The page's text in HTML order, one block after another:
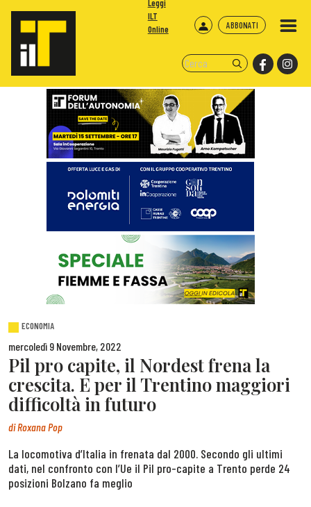
ABBONATI
Leggi
ILT
Online
ECONOMIA
mercoledì 9 Novembre, 2022
Pil pro capite, il Nordest frena la
crescita. E per il Trentino maggiori
difficoltà in futuro
diRoxana Pop
La locomotiva d’Italia in frenata dal 2000. Secondo gli ultimi
dati, nel confronto con l’Ue il Pil pro-capite a Trento perde 24
posizioni Bolzano fa meglio